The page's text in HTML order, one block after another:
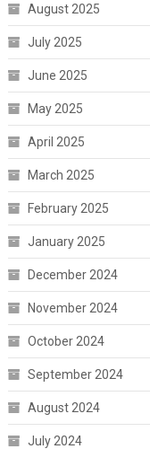
August 2025
July 2025
June 2025
May 2025
April 2025
March 2025
February 2025
January 2025
December 2024
November 2024
October 2024
September 2024
August 2024
July 2024